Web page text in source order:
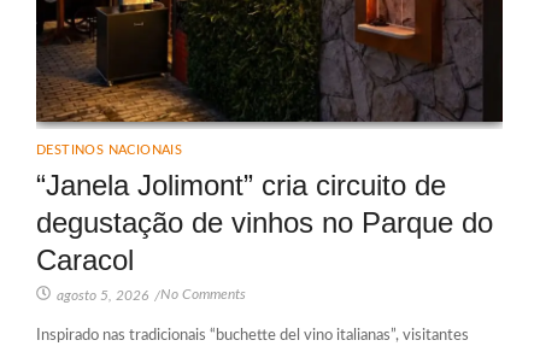
DESTINOS NACIONAIS
“Janela Jolimont” cria circuito de
degustação de vinhos no Parque do
Caracol
agosto 5, 2026 /No Comments
Inspirado nas tradicionais “buchette del vino italianas”, visitantes